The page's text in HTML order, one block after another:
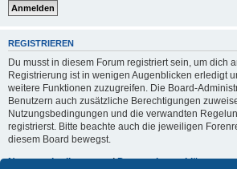
REGISTRIEREN
Du musst in diesem Forum registriert sein, um dich
Registrierung ist in wenigen Augenblicken erledigt
weitere Funktionen zuzugreifen. Die Board-
Benutzern auch zusätzliche Berechtigungen
Nutzungsbedingungen und die verwandten
registrierst. Bitte beachte auch die jeweiligen
diesem Board bewegst.
Nutzungsbedingungen|Datenschutzerklärung